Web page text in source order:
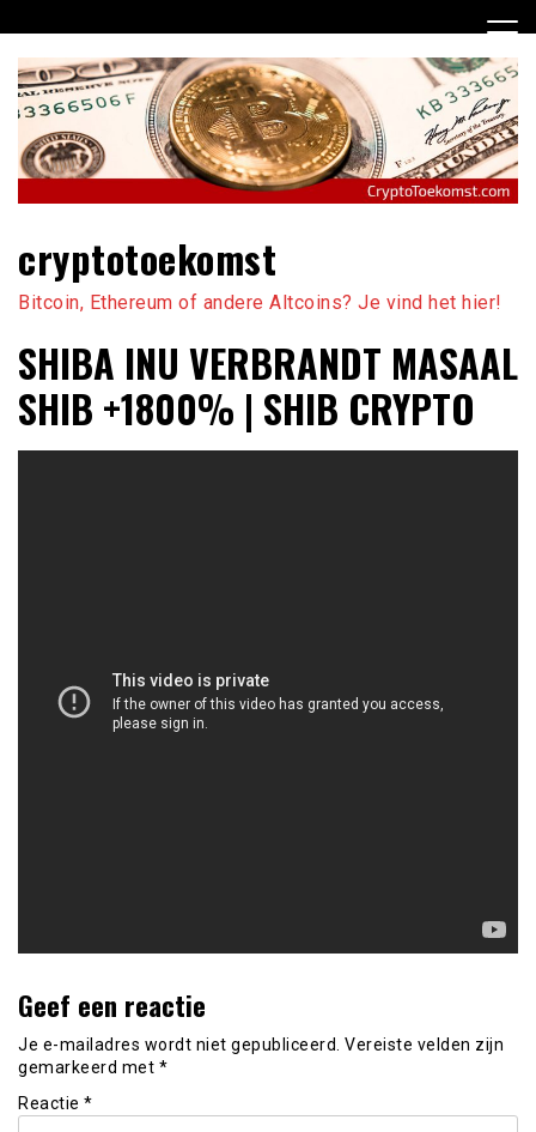
naar
inhoud
cryptotoekomst
Bitcoin, Ethereum of andere Altcoins? Je vind het hier!
SHIBA INU VERBRANDT MASAAL
SHIB +1800% | SHIB CRYPTO
Geef een reactie
Je e-mailadres wordt niet gepubliceerd. Vereiste velden zijn
gemarkeerd met *
Reactie *